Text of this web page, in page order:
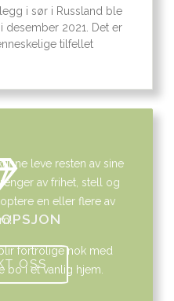
i sør i Russland ble
desember 2021. Det er
tilfellet
fortrolige nok med
bo i et vanlig hjem.
leve resten av sine
av frihet, stell og
en eller flere av
OSS